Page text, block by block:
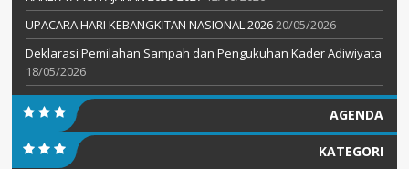
UPACARA HARI KEBANGKITAN NASIONAL 202620/05/2026
Deklarasi Pemilahan Sampah dan Pengukuhan Kader Adiwiyata
18/05/2026
AGENDA
KATEGORI